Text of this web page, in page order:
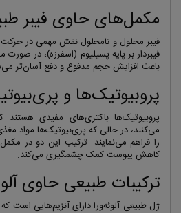
مکمل‌های حاوی فیبر
فیبر محلول و نامحلول نقش مهمی در
فیبردار بر پایه پسیلیوم (اسفرزه)، در
باعث افزایش حجم مدفوع و دفع آسان‌تر
پروبیوتیک‌ها و
پروبیوتیک‌ها باکتری‌های مفیدی هستند
می‌کنند، در حالی که پری‌بیوتیک‌ها مواد
را فراهم می‌نمایند. ترکیب این دو در
کاهش یبوست کمک چشمگیری می‌کند.
ترکیبات طبیعی حاوی
ژل طبیعی آلوئه‌ورا دارای آنزیم‌هایی است